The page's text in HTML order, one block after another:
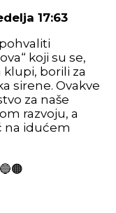
17:63
koji su se,
klupi, borili za
sirene. Ovakve
za naše
razvoju, a
na idućem